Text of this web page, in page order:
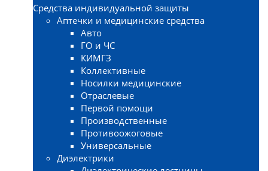
Средства индивидуальной защиты
Аптечки и медицинские средства
Авто
ГО и ЧС
КИМГЗ
Коллективные
Носилки медицинские
Отраслевые
Первой помощи
Производственные
Противоожоговые
Универсальные
Диэлектрики